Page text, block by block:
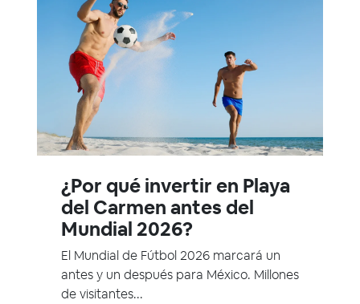
¿Por qué invertir en Playa
del Carmen antes del
Mundial 2026?
El Mundial de Fútbol 2026 marcará un
antes y un después para México. Millones
de visitantes...